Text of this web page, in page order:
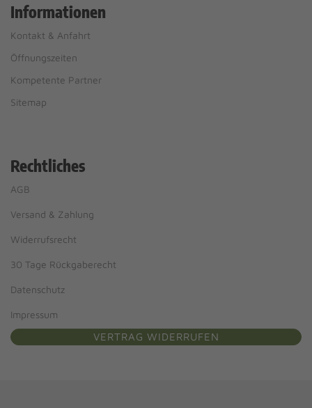
Informationen
Kontakt & Anfahrt
Öffnungszeiten
Kompetente Partner
Sitemap
Rechtliches
AGB
Versand & Zahlung
Widerrufsrecht
30 Tage Rückgaberecht
Datenschutz
Impressum
VERTRAG WIDERRUFEN